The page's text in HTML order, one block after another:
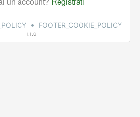
• FOOTER_COOKIE_POLICY
1.1.0